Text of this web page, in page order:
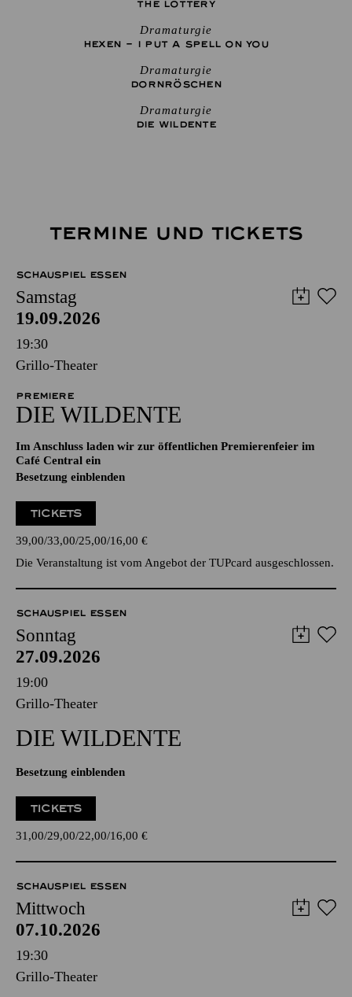
THE ­LOTTERY
Dramaturgie
HEXEN – I PUT A SPELL ON YOU
Dramaturgie
DORNRÖSCHEN
Dramaturgie
DIE WILDENTE
TERMINE UND TICKETS
SCHAUSPIEL ESSEN
Samstag
19.09.2026
19:30
Grillo-Theater
PREMIERE
DIE WILDENTE
Im Anschluss laden wir zur öffentlichen Premierenfeier im
Café Central ein
Besetzung einblenden
TICKETS
39,00 33,00 25,00 16,00 €
Die Veranstaltung ist vom Angebot der TUPcard ausgeschlossen.
SCHAUSPIEL ESSEN
Sonntag
27.09.2026
19:00
Grillo-Theater
DIE WILDENTE
Besetzung einblenden
TICKETS
31,00 29,00 22,00 16,00 €
SCHAUSPIEL ESSEN
Mittwoch
07.10.2026
19:30
Grillo-Theater